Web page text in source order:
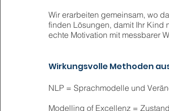
Wir erarbeiten gemeinsam, wo
finden Lösungen, damit Ihr Kind
echte Motivation mit messbarer
Wirkungsvolle Methoden
NLP = Sprachmodelle und
Modelling of Excellenz =